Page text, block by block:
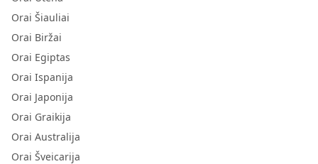
Orai Šiauliai
Orai Biržai
Orai Egiptas
Orai Ispanija
Orai Japonija
Orai Graikija
Orai Australija
Orai Šveicarija